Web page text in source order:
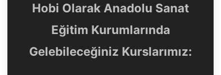
Hobi Olarak Anadolu Sanat
Eğitim Kurumlarında
Gelebileceğiniz Kurslarımız: